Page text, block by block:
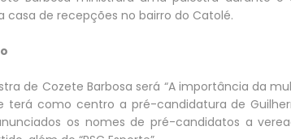
casa de recepções no bairro do Catolé.
de Cozete Barbosa será “A importância da
terá como centro a pré-candidatura de
os nomes de pré-candidatos a